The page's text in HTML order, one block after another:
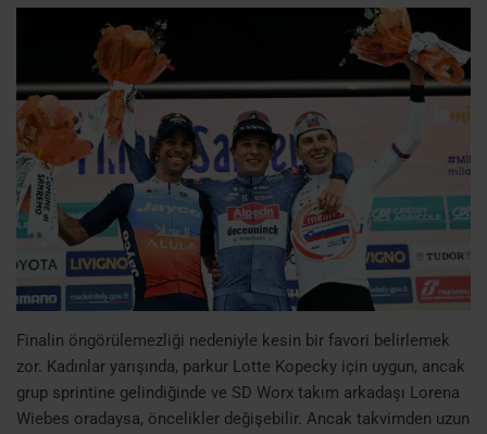
Finalin öngörülemezliği nedeniyle kesin bir favori belirlemek
zor. Kadınlar yarışında, parkur Lotte Kopecky için uygun, ancak
grup sprintine gelindiğinde ve SD Worx takım arkadaşı Lorena
Wiebes oradaysa, öncelikler değişebilir. Ancak takvimden uzun